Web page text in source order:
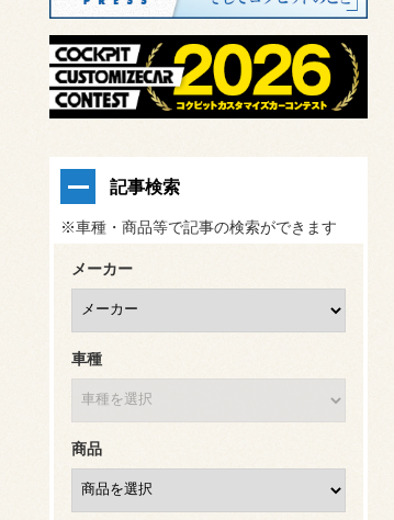
記事検索
※車種・商品等で記事の検索ができます
メーカー
車種
商品